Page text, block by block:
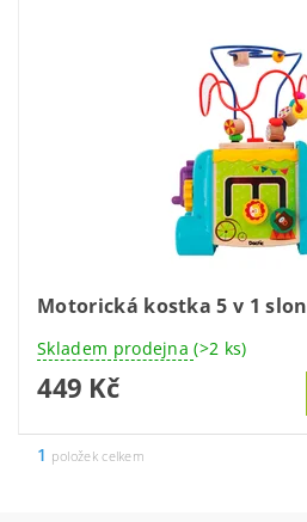
Motorická kostka 5 v 1 slon
Skladem prodejna(>2 ks)
449 Kč
1 položek celkem